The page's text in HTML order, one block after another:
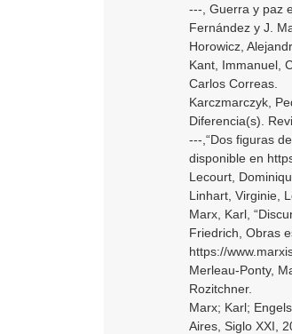
---, Guerra y paz
Fernández y J.
Horowicz,
Kant, Immanuel,
Carlos Correas.
Karczmarczyk,
Diferencia(s).
---,“Dos figuras
disponible en
Lecourt,
Linhart, Virginie,
Marx, Karl,
Friedrich, Obras
https://
Merleau-Ponty,
Rozitchner.
Marx; Karl;
Aires, Siglo XXI,